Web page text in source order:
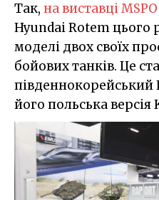
Так, на виставці
Hyundai Rotem цього
моделі двох своїх
бойових танків. Це
південнокорейський
його польська версія